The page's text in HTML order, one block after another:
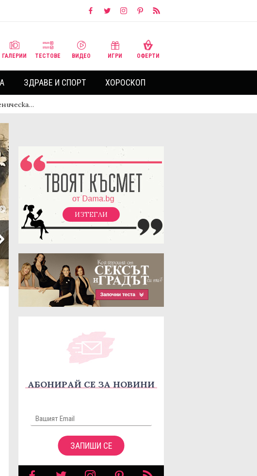
ГАЛЕРИИ ТЕСТОВЕ ВИДЕО ИГРИ ОФЕРТИ
ЗДРАВЕ И СПОРТ ХОРОСКОП
ИЗТЕГЛИ
АБОНИРАЙ СЕ ЗА НОВИНИ
ЗАПИШИ СЕ